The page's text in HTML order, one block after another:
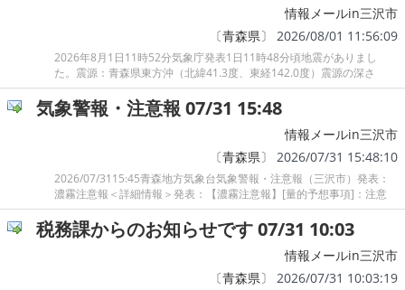
情報メールin三沢市
〔青森県〕 2026/08/01 11:56:09
2026年8月1日11時52分気象庁発表1日11時48分頃地震がありまし
た。震源：青森県東方沖（北緯41.3度、東経142.0度）震源の深さ
気象警報・注意報 07/31 15:48
情報メールin三沢市
〔青森県〕 2026/07/31 15:48:10
2026/07/3115:45青森地方気象台気象警報・注意報（三沢市）発表：
濃霧注意報＜詳細情報＞発表：【濃霧注意報】[量的予想事項]：注意
税務課からのお知らせです 07/31 10:03
情報メールin三沢市
〔青森県〕 2026/07/31 10:03:19